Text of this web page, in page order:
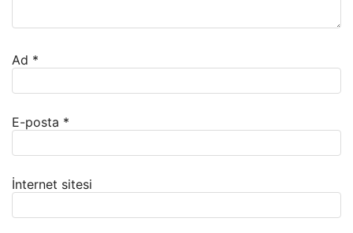
Ad *
E-posta *
İnternet sitesi